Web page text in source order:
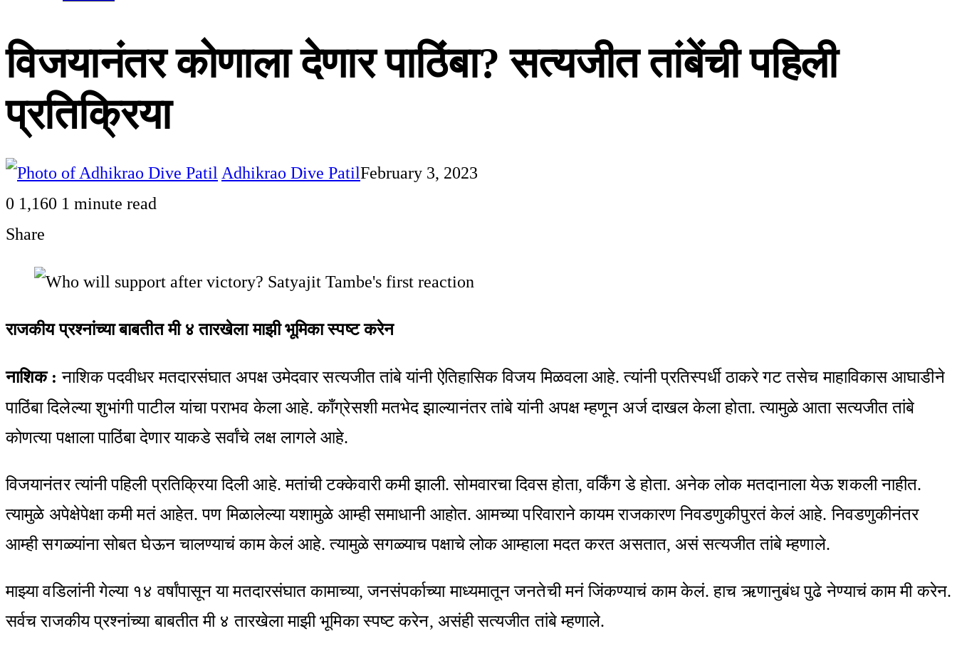
विजयानंतर कोणाला देणार पाठिंबा? सत्यजीत तांबेंची पहिली
प्रतिक्रिया
Adhikrao Dive PatilFebruary 3, 2023
0 1,160 1 minute read
Share
Facebook
Twitter
LinkedIn
Pinterest
WhatsApp
Telegram
Share
Email
Print
राजकीय प्रश्नांच्या बाबतीत मी ४ तारखेला माझी भूमिका स्पष्ट करेन
नाशिक : नाशिक पदवीधर मतदारसंघात अपक्ष उमेदवार सत्यजीत तांबे यांनी ऐतिहासिक विजय मिळवला आहे. त्यांनी प्रतिस्पर्धी ठाकरे गट तसेच माहाविकास आघाडीने
पाठिंबा दिलेल्या शुभांगी पाटील यांचा पराभव केला आहे. काँग्रेसशी मतभेद झाल्यानंतर तांबे यांनी अपक्ष म्हणून अर्ज दाखल केला होता. त्यामुळे आता सत्यजीत तांबे
कोणत्या पक्षाला पाठिंबा देणार याकडे सर्वांचे लक्ष लागले आहे.
विजयानंतर त्यांनी पहिली प्रतिक्रिया दिली आहे. मतांची टक्केवारी कमी झाली. सोमवारचा दिवस होता, वर्किंग डे होता. अनेक लोक मतदानाला येऊ शकली नाहीत.
त्यामुळे अपेक्षेपेक्षा कमी मतं आहेत. पण मिळालेल्या यशामुळे आम्ही समाधानी आहोत. आमच्या परिवाराने कायम राजकारण निवडणुकीपुरतं केलं आहे. निवडणुकीनंतर
आम्ही सगळ्यांना सोबत घेऊन चालण्याचं काम केलं आहे. त्यामुळे सगळ्याच पक्षाचे लोक आम्हाला मदत करत असतात, असं सत्यजीत तांबे म्हणाले.
माझ्या वडिलांनी गेल्या १४ वर्षांपासून या मतदारसंघात कामाच्या, जनसंपर्काच्या माध्यमातून जनतेची मनं जिंकण्याचं काम केलं. हाच ऋणानुबंध पुढे नेण्याचं काम मी करेन.
सर्वच राजकीय प्रश्नांच्या बाबतीत मी ४ तारखेला माझी भूमिका स्पष्ट करेन, असंही सत्यजीत तांबे म्हणाले.